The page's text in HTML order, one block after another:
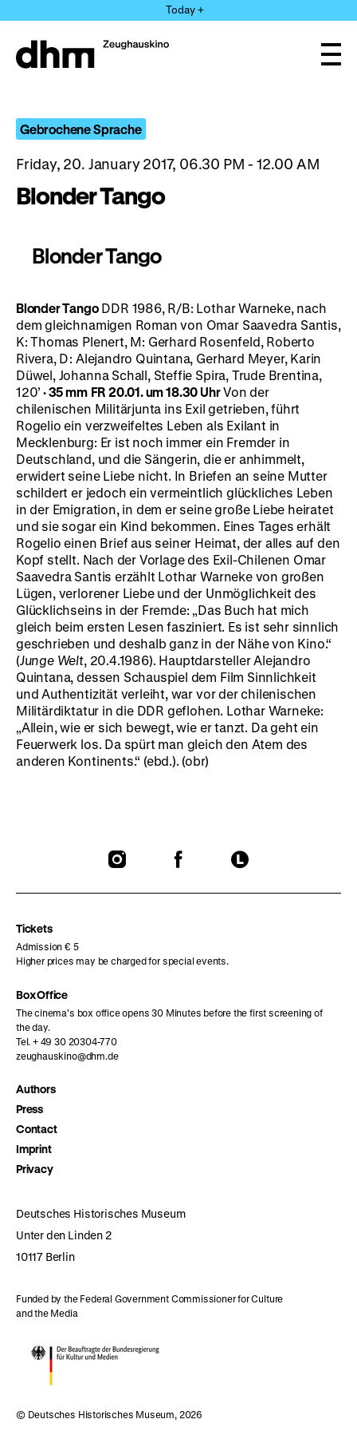
directly
the
Today +
Gebrochene Sprache
Friday, 20. January 2017, 06.30 PM - 12.00 AM
Blonder Tango
Blonder Tango
Blonder TangoDDR 1986, R/B: Lothar Warneke, nach
dem gleichnamigen Roman von Omar Saavedra Santis,
K: Thomas Plenert, M: Gerhard Rosenfeld, Roberto
Rivera, D: Alejandro Quintana, Gerhard Meyer, Karin
Düwel, Johanna Schall, Steffie Spira, Trude Brentina,
120’ · 35 mm FR 20.01. um 18.30 UhrVon der
chilenischen Militärjunta ins Exil getrieben, führt
Rogelio ein verzweifeltes Leben als Exilant in
Mecklenburg: Er ist noch immer ein Fremder in
Deutschland, und die Sängerin, die er anhimmelt,
erwidert seine Liebe nicht. In Briefen an seine Mutter
schildert er jedoch ein vermeintlich glückliches Leben
in der Emigration, in dem er seine große Liebe heiratet
und sie sogar ein Kind bekommen. Eines Tages erhält
Rogelio einen Brief aus seiner Heimat, der alles auf den
Kopf stellt. Nach der Vorlage des Exil-Chilenen Omar
Saavedra Santis erzählt Lothar Warneke von großen
Lügen, verlorener Liebe und der Unmöglichkeit des
Glücklichseins in der Fremde: „Das Buch hat mich
gleich beim ersten Lesen fasziniert. Es ist sehr sinnlich
geschrieben und deshalb ganz in der Nähe von Kino.“
(Junge Welt, 20.4.1986). Hauptdarsteller Alejandro
Quintana, dessen Schauspiel dem Film Sinnlichkeit
und Authentizität verleiht, war vor der chilenischen
Militärdiktatur in die DDR geflohen. Lothar Warneke:
„Allein, wie er sich bewegt, wie er tanzt. Da geht ein
Feuerwerk los. Da spürt man gleich den Atem des
anderen Kontinents.“ (ebd.). (obr)
To
To
To
Tickets
Admission € 5
Higher prices may be charged for special events.
Box Office
The cinema’s box office opens 30 Minutes before the first screening of
the day.
Tel. + 49 30 20304-770
zeughauskino@dhm.de
Authors
Press
Contact
Imprint
Privacy
Deutsches Historisches Museum
Unter den Linden 2
10117 Berlin
Funded by the Federal Government Commissioner for Culture
and the Media
© Deutsches Historisches Museum, 2026